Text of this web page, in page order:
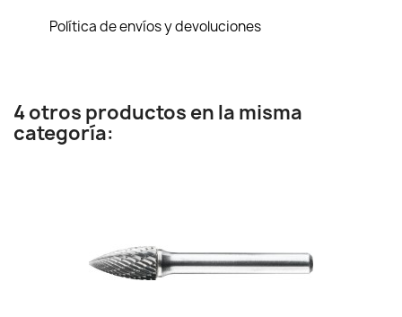
Política de envíos y devoluciones
4 otros productos en la misma
categoría: